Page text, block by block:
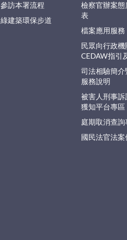
參訪本署流程
綠建築環保步道
檢察官辦案態
表
檔案應用服務
民眾向行政機
CEDAW指引
司法相驗簡介
服務說明
被害人刑事訴
獲知平台專區
庭期取消查詢
國民法官法案